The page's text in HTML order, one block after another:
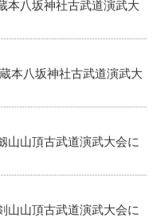
本八坂神社古武道演武大
本八坂神社古武道演武大
山山頂古武道演武大会に
山山頂古武道演武大会に